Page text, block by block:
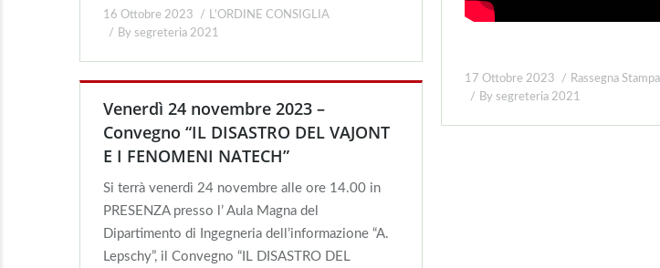
17 Ottobre 2023
Rassegna Stampa
By segreteria 2021
16 Ottobre 2023
L'ORDINE CONSIGLIA
By segreteria 2021
Venerdì 24 novembre 2023 –
Convegno “IL DISASTRO DEL VAJONT
E I FENOMENI NATECH”
Si terrà venerdì 24 novembre alle ore 14.00 in
PRESENZA presso l’ Aula Magna del
Dipartimento di Ingegneria dell’informazione “A.
Lepschy”, il Convegno “IL DISASTRO DEL